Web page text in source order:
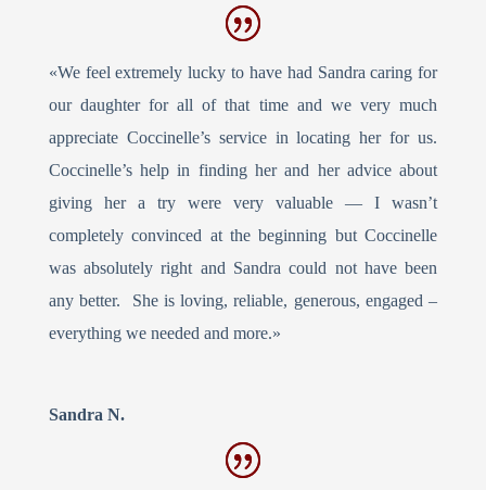
«We feel extremely lucky to have had Sandra caring for
our daughter for all of that time and we very much
appreciate Coccinelle’s service in locating her for us.
Coccinelle’s help in finding her and her advice about
giving her a try were very valuable — I wasn’t
completely convinced at the beginning but Coccinelle
was absolutely right and Sandra could not have been
any better. She is loving, reliable, generous, engaged –
everything we needed and more.»
Sandra N.